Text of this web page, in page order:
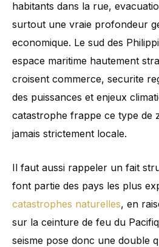
habitants dans la rue,
surtout une vraie profondeur
economique. Le sud des
espace maritime hautement
croisent commerce, securite
des puissances et enjeux
catastrophe frappe ce type de
jamais strictement locale.
Il faut aussi rappeler un fait
font partie des pays les plus
catastrophes naturelles, en
sur la ceinture de feu du
seisme pose donc une double